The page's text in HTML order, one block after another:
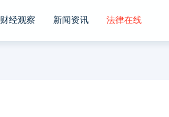
财经观察 新闻资讯 法律在线